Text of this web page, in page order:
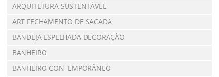
ARQUITETURA SUSTENTÁVEL
ART FECHAMENTO DE SACADA
BANDEJA ESPELHADA DECORAÇÃO
BANHEIRO
BANHEIRO CONTEMPORÂNEO